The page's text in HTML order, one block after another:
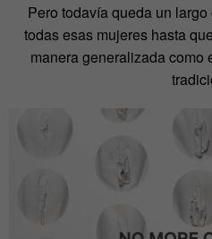
Pero todavía queda un
todas esas mujeres hasta
manera generalizada como